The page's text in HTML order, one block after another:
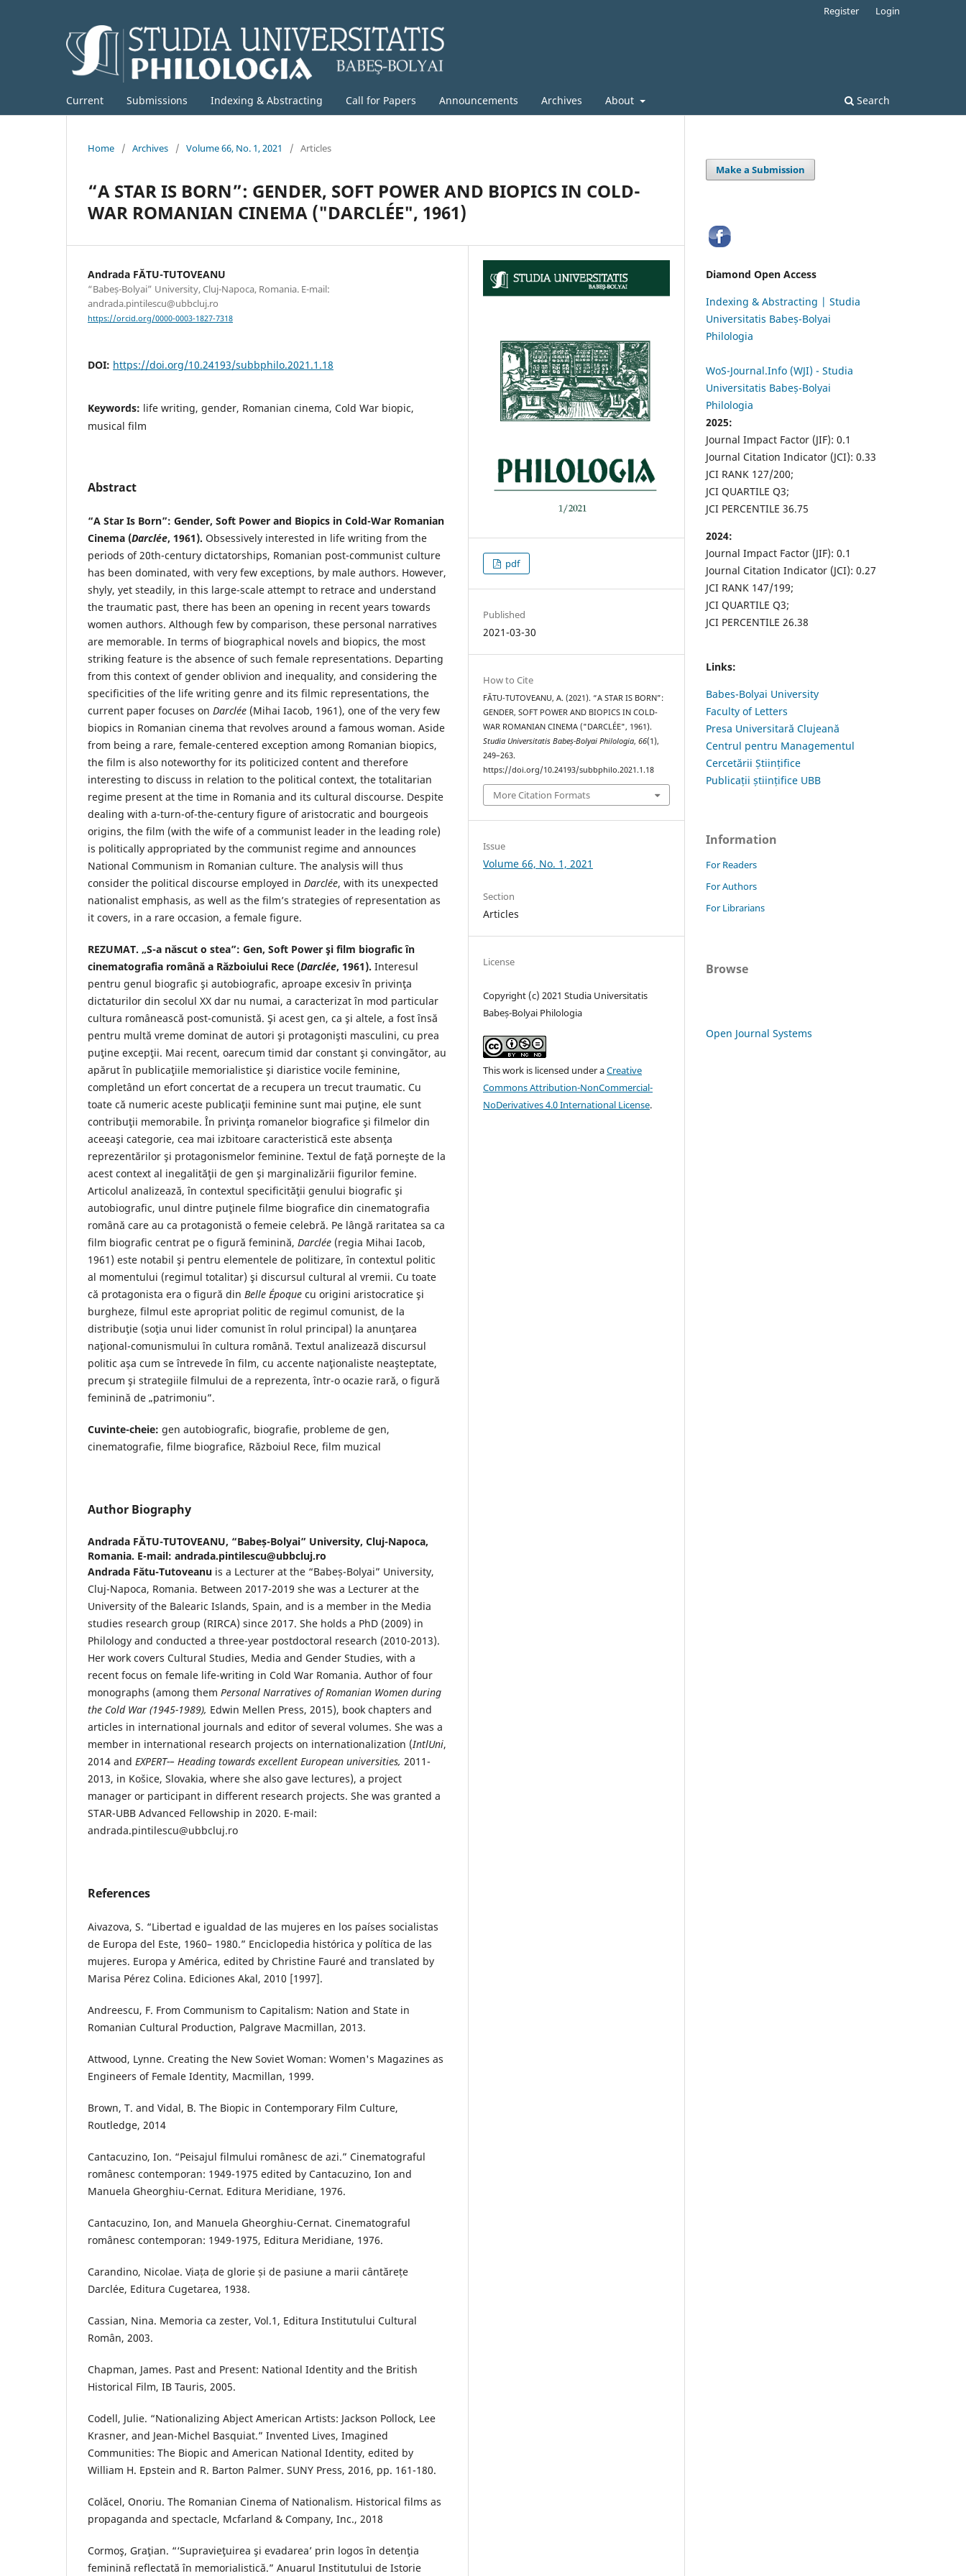
Current Submissions Indexing & Abstracting Call for Papers Announcements Archives About Search
Register Login
Home / Archives / Volume 66, No. 1, 2021 / Articles
“A STAR IS BORN”: GENDER, SOFT POWER AND BIOPICS IN COLD-
WAR ROMANIAN CINEMA ("DARCLÉE", 1961)
Andrada FĂTU-TUTOVEANU
“Babeș-Bolyai” University, Cluj-Napoca, Romania. E-mail:
andrada.pintilescu@ubbcluj.ro
https://orcid.org/0000-0003-1827-7318
DOI: https://doi.org/10.24193/subbphilo.2021.1.18
Keywords: life writing, gender, Romanian cinema, Cold War biopic,
musical film
Abstract
“A Star Is Born”: Gender, Soft Power and Biopics in Cold-War Romanian
Cinema (Darclée, 1961). Obsessively interested in life writing from the
periods of 20th-century dictatorships, Romanian post-communist culture
has been dominated, with very few exceptions, by male authors. However,
shyly, yet steadily, in this large-scale attempt to retrace and understand
the traumatic past, there has been an opening in recent years towards
women authors. Although few by comparison, these personal narratives
are memorable. In terms of biographical novels and biopics, the most
striking feature is the absence of such female representations. Departing
from this context of gender oblivion and inequality, and considering the
specificities of the life writing genre and its filmic representations, the
current paper focuses on Darclée (Mihai Iacob, 1961), one of the very few
biopics in Romanian cinema that revolves around a famous woman. Aside
from being a rare, female-centered exception among Romanian biopics,
the film is also noteworthy for its politicized content and therefore
interesting to discuss in relation to the political context, the totalitarian
regime present at the time in Romania and its cultural discourse. Despite
dealing with a-turn-of-the-century figure of aristocratic and bourgeois
origins, the film (with the wife of a communist leader in the leading role)
is politically appropriated by the communist regime and announces
National Communism in Romanian culture. The analysis will thus
consider the political discourse employed in Darclée, with its unexpected
nationalist emphasis, as well as the film’s strategies of representation as
it covers, in a rare occasion, a female figure.
REZUMAT. „S-a născut o stea”: Gen, Soft Power şi film biografic în
cinematografia română a Războiului Rece (Darclée, 1961). Interesul
pentru genul biografic şi autobiografic, aproape excesiv în privinţa
dictaturilor din secolul XX dar nu numai, a caracterizat în mod particular
cultura românească post-comunistă. Şi acest gen, ca şi altele, a fost însă
pentru multă vreme dominat de autori şi protagonişti masculini, cu prea
puţine excepţii. Mai recent, oarecum timid dar constant şi convingător, au
apărut în publicaţiile memorialistice şi diaristice vocile feminine,
completând un efort concertat de a recupera un trecut traumatic. Cu
toate că numeric aceste publicaţii feminine sunt mai puţine, ele sunt
contribuţii memorabile. În privinţa romanelor biografice şi filmelor din
aceeaşi categorie, cea mai izbitoare caracteristică este absenţa
reprezentărilor şi protagonismelor feminine. Textul de faţă porneşte de la
acest context al inegalităţii de gen şi marginalizării figurilor femine.
Articolul analizează, în contextul specificităţii genului biografic şi
autobiografic, unul dintre puţinele filme biografice din cinematografia
română care au ca protagonistă o femeie celebră. Pe lângă raritatea sa ca
film biografic centrat pe o figură feminină, Darclée (regia Mihai Iacob,
1961) este notabil şi pentru elementele de politizare, în contextul politic
al momentului (regimul totalitar) şi discursul cultural al vremii. Cu toate
că protagonista era o figură din Belle Époque cu origini aristocratice şi
burgheze, filmul este apropriat politic de regimul comunist, de la
distribuţie (soţia unui lider comunist în rolul principal) la anunţarea
naţional-comunismului în cultura română. Textul analizează discursul
politic aşa cum se întrevede în film, cu accente naţionaliste neaşteptate,
precum şi strategiile filmului de a reprezenta, într-o ocazie rară, o figură
feminină de „patrimoniu”.
Cuvinte-cheie: gen autobiografic, biografie, probleme de gen,
cinematografie, filme biografice, Războiul Rece, film muzical
Author Biography
Andrada FĂTU-TUTOVEANU, “Babeș-Bolyai” University, Cluj-Napoca,
Romania. E-mail: andrada.pintilescu@ubbcluj.ro
Andrada Fătu-Tutoveanu is a Lecturer at the “Babeș-Bolyai” University,
Cluj-Napoca, Romania. Between 2017-2019 she was a Lecturer at the
University of the Balearic Islands, Spain, and is a member in the Media
studies research group (RIRCA) since 2017. She holds a PhD (2009) in
Philology and conducted a three-year postdoctoral research (2010-2013).
Her work covers Cultural Studies, Media and Gender Studies, with a
recent focus on female life-writing in Cold War Romania. Author of four
monographs (among them Personal Narratives of Romanian Women during
the Cold War (1945-1989), Edwin Mellen Press, 2015), book chapters and
articles in international journals and editor of several volumes. She was a
member in international research projects on internationalization (IntlUni,
2014 and EXPERT-– Heading towards excellent European universities, 2011-
2013, in Košice, Slovakia, where she also gave lectures), a project
manager or participant in different research projects. She was granted a
STAR-UBB Advanced Fellowship in 2020. E-mail:
andrada.pintilescu@ubbcluj.ro
References
Aivazova, S. “Libertad e igualdad de las mujeres en los países socialistas
de Europa del Este, 1960– 1980.” Enciclopedia histórica y política de las
mujeres. Europa y América, edited by Christine Fauré and translated by
Marisa Pérez Colina. Ediciones Akal, 2010 [1997].
Andreescu, F. From Communism to Capitalism: Nation and State in
Romanian Cultural Production, Palgrave Macmillan, 2013.
Attwood, Lynne. Creating the New Soviet Woman: Women's Magazines as
Engineers of Female Identity, Macmillan, 1999.
Brown, T. and Vidal, B. The Biopic in Contemporary Film Culture,
Routledge, 2014
Cantacuzino, Ion. “Peisajul filmului românesc de azi.” Cinematograful
românesc contemporan: 1949-1975 edited by Cantacuzino, Ion and
Manuela Gheorghiu-Cernat. Editura Meridiane, 1976.
Cantacuzino, Ion, and Manuela Gheorghiu-Cernat. Cinematograful
românesc contemporan: 1949-1975, Editura Meridiane, 1976.
Carandino, Nicolae. Viața de glorie și de pasiune a marii cântărețe
Darclée, Editura Cugetarea, 1938.
Cassian, Nina. Memoria ca zester, Vol.1, Editura Institutului Cultural
Român, 2003.
Chapman, James. Past and Present: National Identity and the British
Historical Film, IB Tauris, 2005.
Codell, Julie. “Nationalizing Abject American Artists: Jackson Pollock, Lee
Krasner, and Jean-Michel Basquiat.” Invented Lives, Imagined
Communities: The Biopic and American National Identity, edited by
William H. Epstein and R. Barton Palmer. SUNY Press, 2016, pp. 161-180.
Colăcel, Onoriu. The Romanian Cinema of Nationalism. Historical films as
propaganda and spectacle, Mcfarland & Company, Inc., 2018
Cormoş, Graţian. “‘Supravieţuirea şi evadarea’ prin logos în detenţia
feminină reflectată în memorialistică.” Anuarul Institutului de Istorie
pdf
Published
2021-03-30
How to Cite
FĂTU-TUTOVEANU, A. (2021). “A STAR IS BORN”:
GENDER, SOFT POWER AND BIOPICS IN COLD-
WAR ROMANIAN CINEMA ("DARCLÉE", 1961).
Studia Universitatis Babeș-Bolyai Philologia,66(1),
249–263.
https://doi.org/10.24193/subbphilo.2021.1.18
More Citation Formats
Issue
Volume 66, No. 1, 2021
Section
Articles
License
Copyright (c) 2021 Studia Universitatis
Babeș-Bolyai Philologia
This work is licensed under aCreative
Commons Attribution-NonCommercial-
NoDerivatives 4.0 International License.
Make a Submission
Diamond Open Access
Indexing & Abstracting | Studia
Universitatis Babeș-Bolyai
Philologia
WoS-Journal.Info (WJI) - Studia
Universitatis Babeș-Bolyai
Philologia
2025:
Journal Impact Factor (JIF): 0.1
Journal Citation Indicator (JCI): 0.33
JCI RANK 127/200;
JCI QUARTILE Q3;
JCI PERCENTILE 36.75
2024:
Journal Impact Factor (JIF): 0.1
Journal Citation Indicator (JCI): 0.27
JCI RANK 147/199;
JCI QUARTILE Q3;
JCI PERCENTILE 26.38
Links:
Babes-Bolyai University
Faculty of Letters
Presa Universitară Clujeană
Centrul pentru Managementul
Cercetării Științifice
Publicații științifice UBB
Information
For Readers
For Authors
For Librarians
Browse
Open Journal Systems